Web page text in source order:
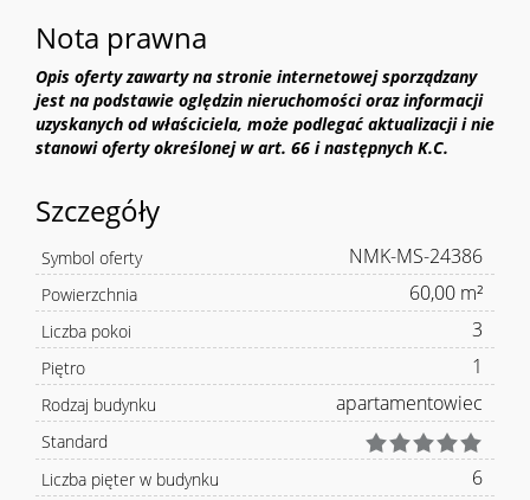
Nota prawna
Opis oferty zawarty na stronie internetowej sporządzany
jest na podstawie oględzin nieruchomości oraz informacji
uzyskanych od właściciela, może podlegać aktualizacji i nie
stanowi oferty określonej w art. 66 i następnych K.C.
Szczegóły
Symbol oferty NMK-MS-24386
Powierzchnia 60,00 m²
Liczba pokoi 3
Piętro 1
Rodzaj budynku apartamentowiec
Standard
Liczba pięter w budynku
6